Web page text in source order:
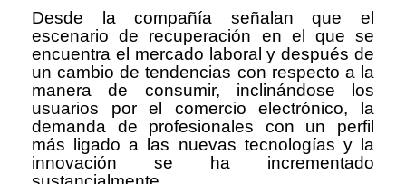
Desde la compañía señalan que el
escenario de recuperación en el que se
encuentra el mercado laboral y después de
un cambio de tendencias con respecto a la
manera de consumir, inclinándose los
usuarios por el comercio electrónico, la
demanda de profesionales con un perfil
más ligado a las nuevas tecnologías y la
innovación se ha incrementado